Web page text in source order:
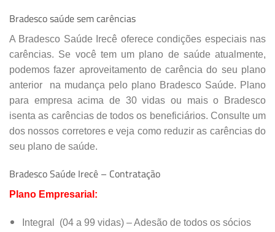
PRAÇA CLERISTON ANDRADE,
CEP: 44900000
(74)3641-5645
Especialidades: OFTALMOLOGIA
Cadastro Atualizado Em:08/09/2014
Bradesco saúde sem carências
A Bradesco Saúde Irecê oferece condições especiais nas
carências. Se você tem um plano de saúde atualmente,
podemos fazer aproveitamento de carência do seu plano
anterior
na mudança pelo plano Bradesco Saúde. Plano
para empresa acima de 30 vidas ou mais o Bradesco
isenta as carências de todos os beneficiários. Consulte um
dos nossos corretores e veja como reduzir as carências do
seu plano de saúde.
Bradesco Saúde Irecê – Contratação
Plano Empresarial:
Integral (04 a 99 vidas) – Adesão de todos os sócios